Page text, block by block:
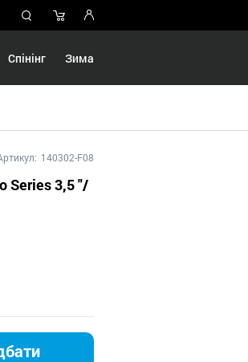
Спінінг Зима
140302-F08
Series 3,5 "/